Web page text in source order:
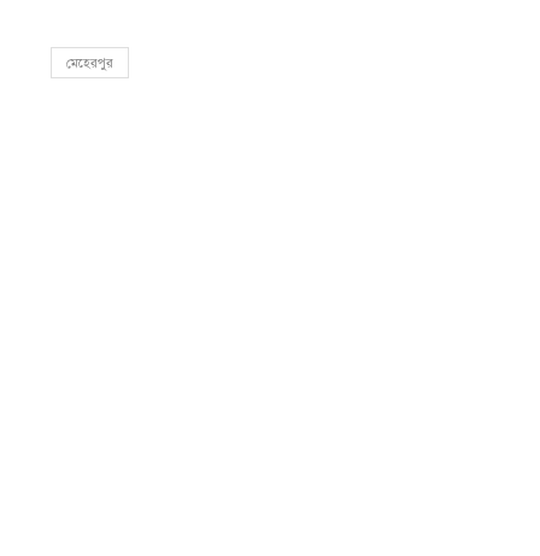
মেহেরপুর